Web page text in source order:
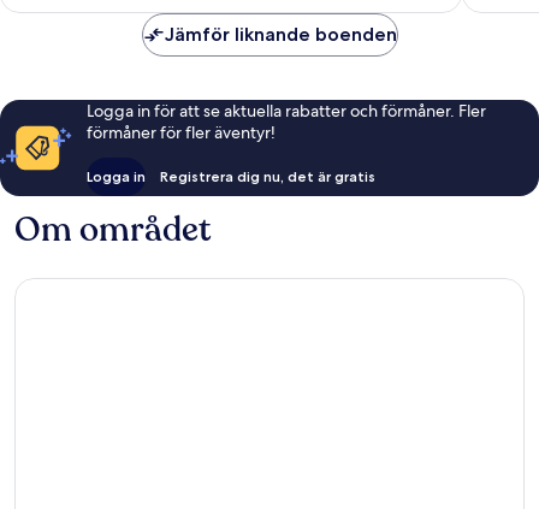
Jämför liknande boenden
Logga in för att se aktuella rabatter och förmåner. Fler
förmåner för fler äventyr!
Logga in Registrera dig nu, det är gratis
Om området